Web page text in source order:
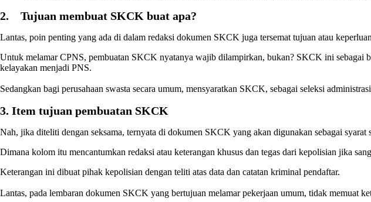
2. Tujuan membuat SKCK buat apa?
Lantas, poin penting yang ada di dalam redaksi dokumen SKCK juga tersemat tujuan atau
Untuk melamar CPNS, pembuatan SKCK nyatanya wajib dilampirkan, bukan? SKCK ini
kelayakan menjadi PNS.
Sedangkan bagi perusahaan swasta secara umum, mensyaratkan SKCK, sebagai seleksi
3. Item tujuan pembuatan SKCK
Nah, jika diteliti dengan seksama, ternyata di dokumen SKCK yang akan digunakan sebagai syarat
Dimana kolom itu mencantumkan redaksi atau keterangan khusus dan tegas dari kepolisian jika
Keterangan ini dibuat pihak kepolisian dengan teliti atas data dan catatan kriminal pendaftar.
Lantas, pada lembaran dokumen SKCK yang bertujuan melamar pekerjaan umum, tidak memuat